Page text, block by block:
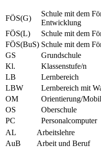
FÖS(G)
Schule mit dem
Entwicklung
FÖS(L)
Schule mit dem
FÖS(BuS) Schule mit dem
GS
Grundschule
Kl.
Klassenstufe/n
LB
Lernbereich
LBW
Lernbereich mit
OM
Orientierung/
OS
Oberschule
PC
Personalcomputer
AL
Arbeitslehre
AuB
Arbeit und Beruf